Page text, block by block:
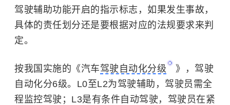
驾驶辅助功能开启的指示标志，如果发生事故，
具体的责任划分还是要根据对应的法规要求来判
定。
按我国实施的《汽车驾驶自动化分级
》，驾驶
自动化分6级。L0至L2为驾驶辅助，驾驶员需全
程监控驾驶；L3是有条件自动驾驶，驾驶员在紧